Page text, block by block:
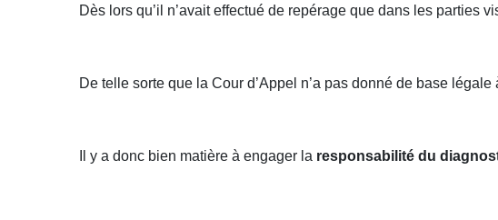
Dès lors qu’il n’avait effectué de repérage que dans les parties
De telle sorte que la Cour d’Appel n’a pas donné de base légale
Il y a donc bien matière à engager la responsabilité du